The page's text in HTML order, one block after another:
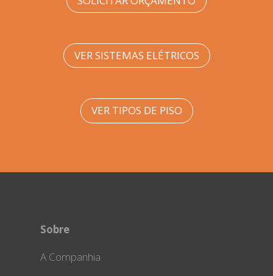
VER SISTEMAS ELÉTRICOS
VER TIPOS DE PISO
Sobre
A Companhia